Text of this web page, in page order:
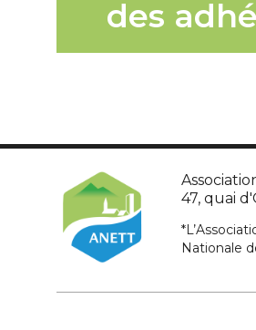
des
47, quai
Nationale